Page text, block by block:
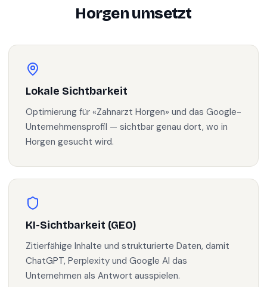
Horgenumsetzt
Lokale Sichtbarkeit
Optimierung für «Zahnarzt Horgen» und das Google-
Unternehmensprofil — sichtbar genau dort, wo in
Horgen gesucht wird.
KI-Sichtbarkeit (GEO)
Zitierfähige Inhalte und strukturierte Daten, damit
ChatGPT, Perplexity und Google AI das
Unternehmen als Antwort ausspielen.